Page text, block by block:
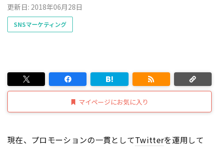
更新日: 2018年06月28日
SNSマーケティング
マイページにお気に入り
現在、プロモーションの一貫としてTwitterを運用して